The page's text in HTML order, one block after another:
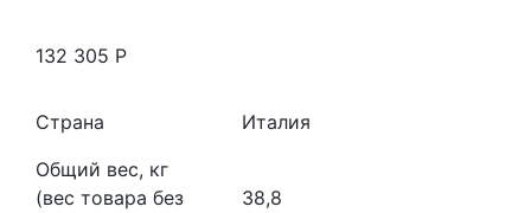
132 305 Р
Страна
Италия
Общий вес, кг
(вес товара без
38,8